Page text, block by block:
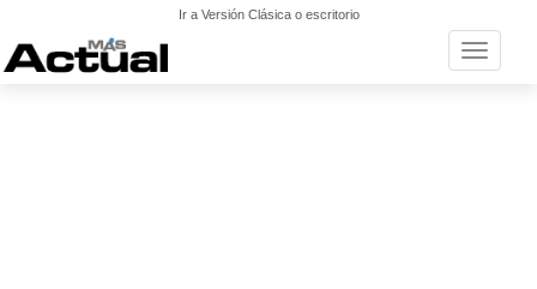
Ir a Versión Clásica o escritorio
Toggle